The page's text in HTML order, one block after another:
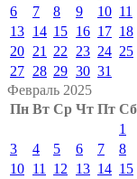
6
7 8 9 10 11
13 14 15 16 17 18
20 21 22 23 24 25
27 28 29 30 31
Февраль 2025
Пн Вт Ср Чт Пт Сб
1
3
4 5 6 7 8
10 11 12 13 14 15